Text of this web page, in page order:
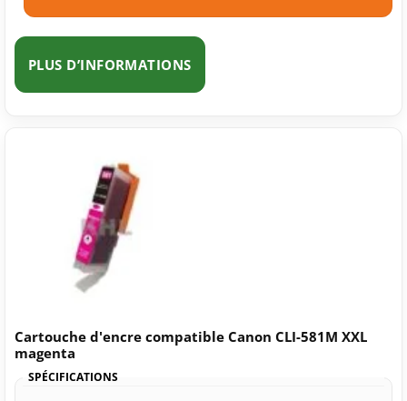
PLUS D’INFORMATIONS
Cartouche d'encre compatible Canon CLI-581M XXL
magenta
SPÉCIFICATIONS